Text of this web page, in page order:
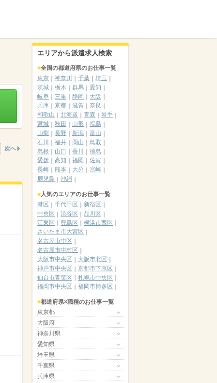
次へ
エリアから派遣求人検索
全国の都道府県のお仕事一覧
東京
神奈川 千葉
埼玉
茨城
栃木 群馬
愛知
岐阜
三重 静岡
大阪
兵庫
京都 滋賀
奈良
和歌山
北海道 青森
岩手
宮城
秋田 山形
福島
山梨
長野 新潟
富山
石川
福井 岡山
鳥取
島根
山口 香川
徳島
愛媛
高知 福岡
佐賀
長崎
熊本 大分
宮崎
鹿児島
沖縄
人気のエリアのお仕事一覧
港区
千代田区
新宿区
中央区
渋谷区
品川区
江東区
豊島区
横浜市西区
さいたま市大宮区
名古屋市中区
名古屋市中村区
大阪市中央区
大阪市北区
神戸市中央区
京都市下京区
仙台市青葉区
札幌市中央区
福岡市中央区
福岡市博多区
都道府県×職種のお仕事一覧
東京都
大阪府
神奈川県
愛知県
埼玉県
千葉県
兵庫県